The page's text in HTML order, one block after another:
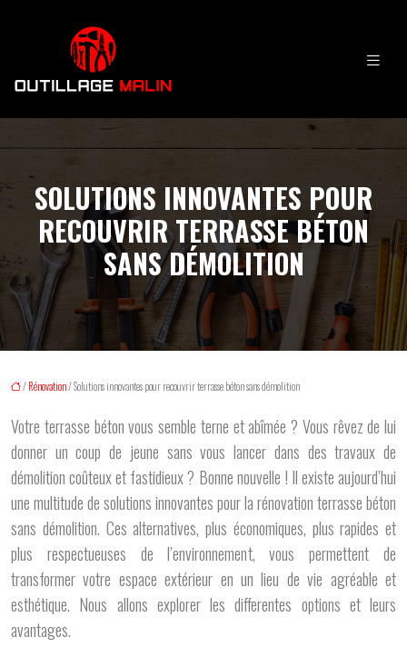
SOLUTIONS INNOVANTES POUR
RECOUVRIR TERRASSE BÉTON
SANS DÉMOLITION
/Rénovation/ Solutions innovantes pour recouvrir terrasse béton sans démolition
Votre terrasse béton vous semble terne et abîmée ? Vous rêvez de lui
donner un coup de jeune sans vous lancer dans des travaux de
démolition coûteux et fastidieux ? Bonne nouvelle ! Il existe aujourd’hui
une multitude de solutions innovantes pour la rénovation terrasse béton
sans démolition. Ces alternatives, plus économiques, plus rapides et
plus respectueuses de l’environnement, vous permettent de
transformer votre espace extérieur en un lieu de vie agréable et
esthétique. Nous allons explorer les differentes options et leurs
avantages.